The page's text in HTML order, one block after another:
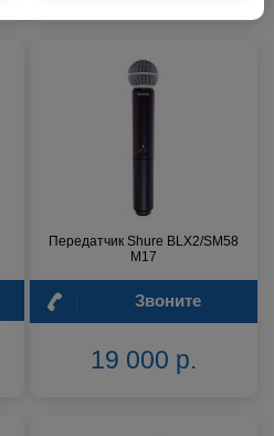
Передатчик Shure BLX2/SM58
M17
Звоните
19 000 р.